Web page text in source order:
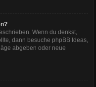
Wenn du denkst,
dann besuche phpBB Ideas,
abgeben oder neue